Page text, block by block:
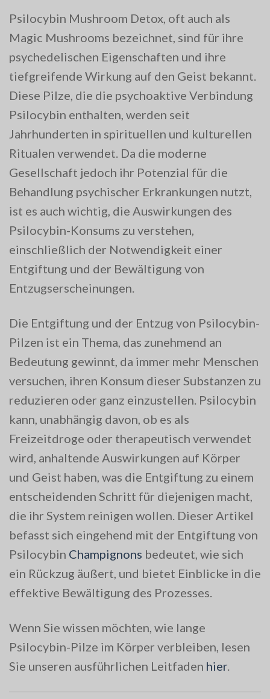
Psilocybin Mushroom Detox, oft auch als
Magic Mushrooms bezeichnet, sind für ihre
psychedelischen Eigenschaften und ihre
tiefgreifende Wirkung auf den Geist bekannt.
Diese Pilze, die die psychoaktive Verbindung
Psilocybin enthalten, werden seit
Jahrhunderten in spirituellen und kulturellen
Ritualen verwendet. Da die moderne
Gesellschaft jedoch ihr Potenzial für die
Behandlung psychischer Erkrankungen nutzt,
ist es auch wichtig, die Auswirkungen des
Psilocybin-Konsums zu verstehen,
einschließlich der Notwendigkeit einer
Entgiftung und der Bewältigung von
Entzugserscheinungen.
Die Entgiftung und der Entzug von Psilocybin-
Pilzen ist ein Thema, das zunehmend an
Bedeutung gewinnt, da immer mehr Menschen
versuchen, ihren Konsum dieser Substanzen zu
reduzieren oder ganz einzustellen. Psilocybin
kann, unabhängig davon, ob es als
Freizeitdroge oder therapeutisch verwendet
wird, anhaltende Auswirkungen auf Körper
und Geist haben, was die Entgiftung zu einem
entscheidenden Schritt für diejenigen macht,
die ihr System reinigen wollen. Dieser Artikel
befasst sich eingehend mit der Entgiftung von
Psilocybin Champignons bedeutet, wie sich
ein Rückzug äußert, und bietet Einblicke in die
effektive Bewältigung des Prozesses.
Wenn Sie wissen möchten, wie lange
Psilocybin-Pilze im Körper verbleiben, lesen
Sie unseren ausführlichen Leitfaden hier